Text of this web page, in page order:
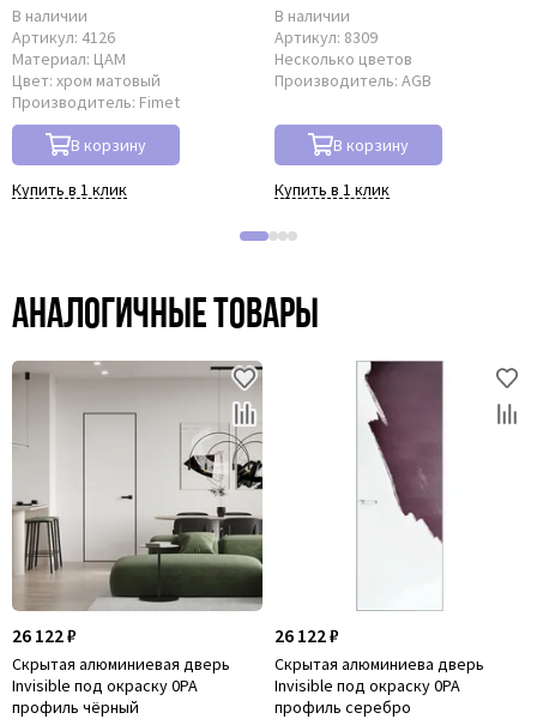
В наличии
Артикул: 4126
Материал: ЦАМ
Цвет: хром матовый
Производитель: Fimet
В корзину
Купить в 1 клик
В наличии
Артикул: 8309
Несколько цветов
Производитель: AGB
В корзину
Купить в 1 клик
Аналогичные товары
26 122 ₽
Скрытая алюминиевая дверь
Invisible под окраску 0PA
профиль чёрный
26 122 ₽
Скрытая алюминиева дверь
Invisible под окраску 0PA
профиль серебро